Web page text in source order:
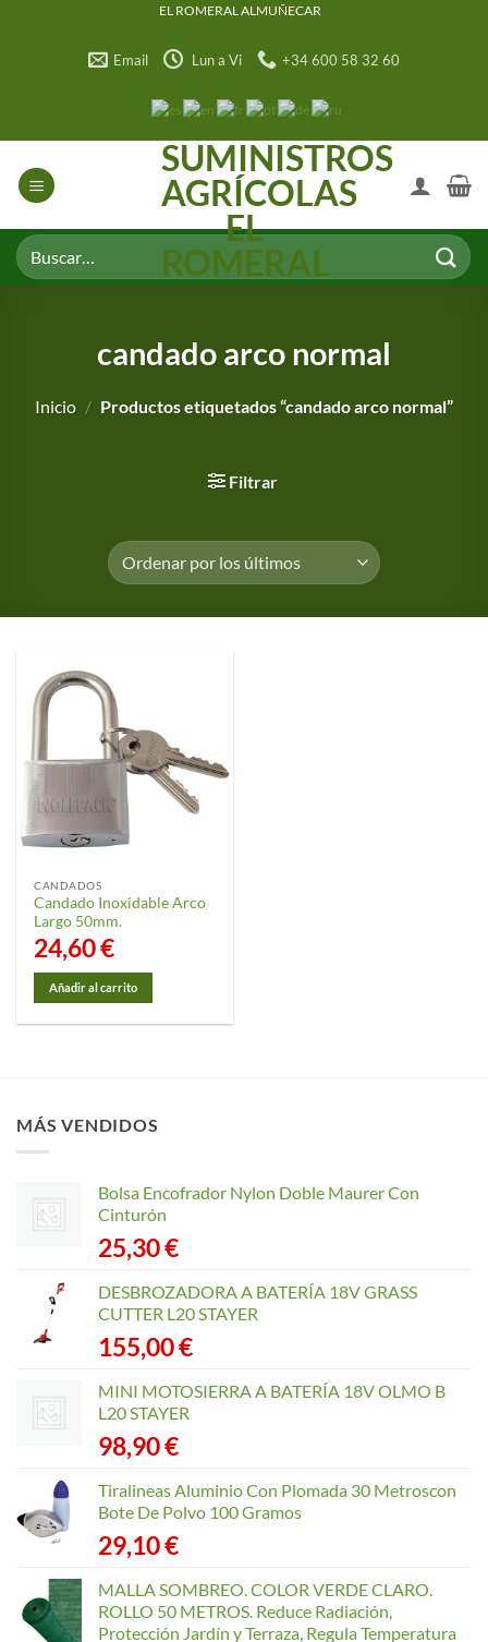
EL ROMERAL ALMUÑECAR
Email Lun a Vi +34 600 58 32 60
SUMINISTROS
AGRÍCOLAS
EL
ROMERAL
Buscar
por:
candado arco normal
Inicio / Productos etiquetados “candado arco normal”
Filtrar
CANDADOS
Candado Inoxidable Arco
Largo 50mm.
24,60€
Añadir al carrito
MÁS VENDIDOS
Bolsa Encofrador Nylon Doble Maurer Con
Cinturón
25,30€
DESBROZADORA A BATERÍA 18V GRASS
CUTTER L20 STAYER
155,00€
MINI MOTOSIERRA A BATERÍA 18V OLMO B
L20 STAYER
98,90€
Tiralineas Aluminio Con Plomada 30 Metroscon
Bote De Polvo 100 Gramos
29,10€
MALLA SOMBREO. COLOR VERDE CLARO.
ROLLO 50 METROS. Reduce Radiación,
Protección Jardín y Terraza, Regula Temperatura